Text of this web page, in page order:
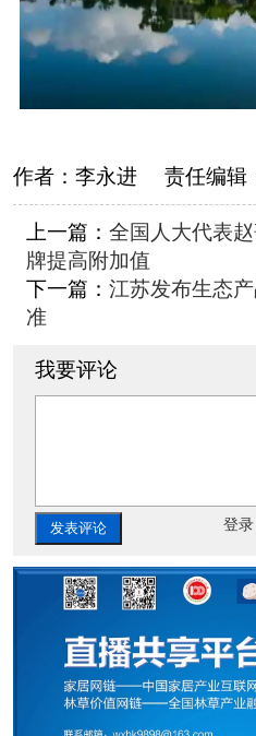
作者： 李永进责任编辑
上一篇： 全国人大代表
牌提高附加值
下一篇： 江苏发布生态
准
我要评论
发表评论 登录